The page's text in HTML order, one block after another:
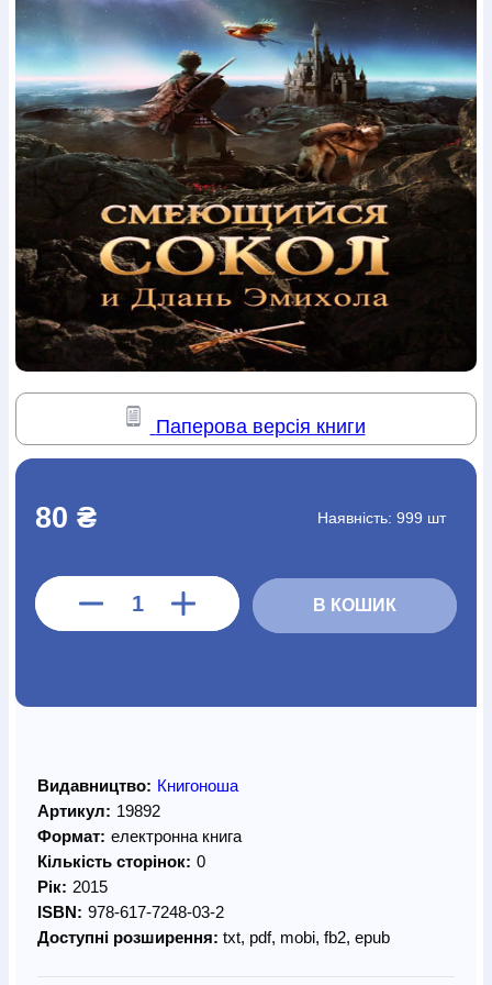
Богослов`я
Шлюб і сім`яЮдаїзм
Супутні товари
ПеріодикаАудіоРучки кульковіВідеоГалантерея
Закладки для книгФутболкиБрелокиСумкиБіжутерія
БлокнотиЩоденники / щотижневикиВироби з дерева
Вироби з кераміки і глиниВироби з сріблаКартини
Навчальні мапиШкіряні вироби МагнітиМеталеві
вироби
Міні-лампиНаклейки Настільні ігриПакети
подарунковіПлакатиПластмасові виробиХустки
Подарункові карткиРозвиваючі ігриРепринти
Свічки
Зошити Фотокартини Чохли на БибліїГоловні убори
Календарі
Канцелярскі товариКомп`ютерні ігри
Сувенирна продукція ГодинникиПазли
Книга в комплекті
За додатковою інформацією дзвоніть за номером:+38
(097) 880-6379
Ми у Facebook
Паперова версія книги
80 ₴ Наявність: 999 шт
В КОШИК
Видавництво: Книгоноша
Артикул: 19892
Формат: електронна книга
Кількість сторінок: 0
Рік: 2015
ISBN: 978-617-7248-03-2
Доступні розширення: txt, pdf, mobi, fb2, epub